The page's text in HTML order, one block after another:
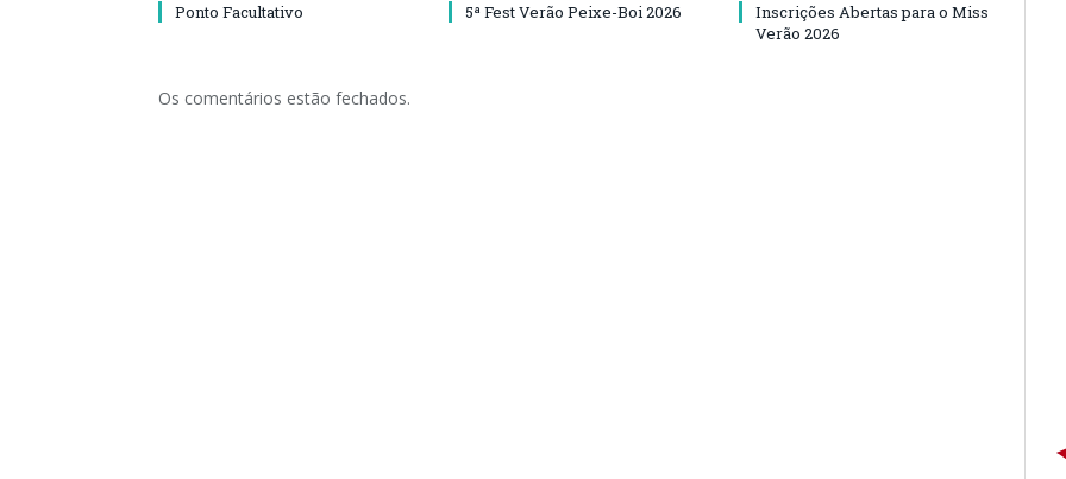
Ponto Facultativo 5ª Fest Verão Peixe-Boi 2026
Inscrições Abertas para o Miss
Verão 2026
Os comentários estão fechados.